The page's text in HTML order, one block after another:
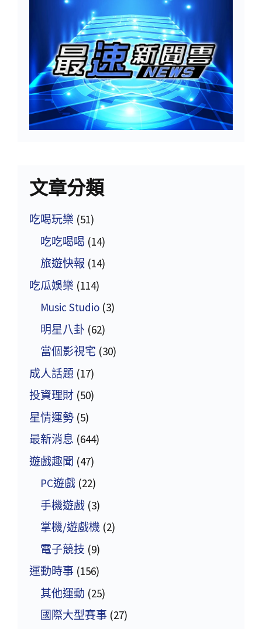
文章分類
吃喝玩樂 (51)
吃吃喝喝 (14)
旅遊快報 (14)
吃瓜娛樂 (114)
Music Studio (3)
明星八卦 (62)
當個影視宅 (30)
成人話題 (17)
投資理財 (50)
星情運勢 (5)
最新消息 (644)
遊戲趣聞 (47)
PC遊戲 (22)
手機遊戲 (3)
掌機/遊戲機 (2)
電子競技 (9)
運動時事 (156)
其他運動 (25)
國際大型賽事 (27)